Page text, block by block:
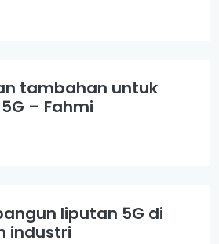
tambahan untuk
– Fahmi
liputan 5G di
industri